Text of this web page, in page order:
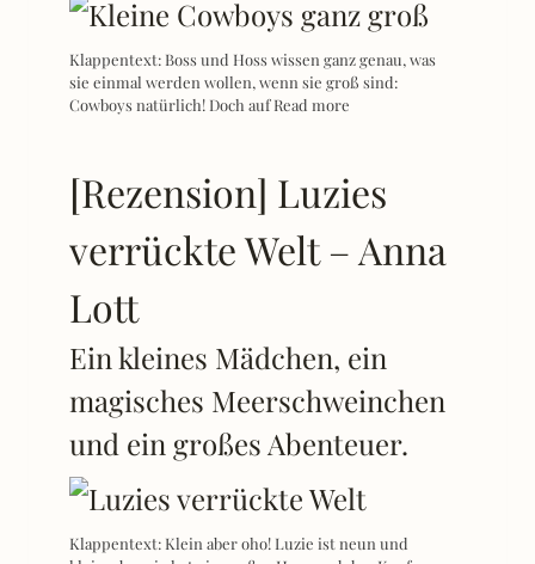
Klappentext: Boss und Hoss wissen ganz genau, was
sie einmal werden wollen, wenn sie groß sind:
Cowboys natürlich! Doch aufRead more
[Rezension] Luzies
verrückte Welt – Anna
Lott
Ein kleines Mädchen, ein
magisches Meerschweinchen
und ein großes Abenteuer.
Klappentext: Klein aber oho! Luzie ist neun und